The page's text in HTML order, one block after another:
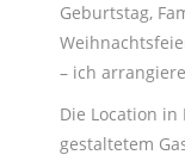
Geburtstag,
– ich
Die Location
gestaltetem